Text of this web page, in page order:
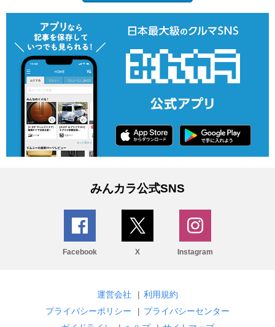
みんカラ公式SNS
Facebook X Instagram
運営会社 | 利用規約
プライバシーポリシー
| プライバシーセンター